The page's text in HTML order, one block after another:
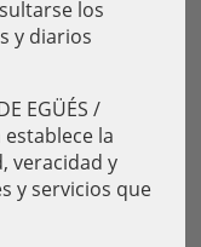
los
y diarios
EGÜÉS /
establece la
veracidad y
y servicios que